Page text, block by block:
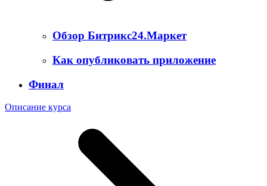
Обзор Битрикс24.Маркет
Как опубликовать приложение
Финал
Описание курса